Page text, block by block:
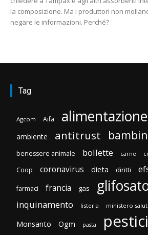
la composizione. Ma i produttori non
negare le informazioni. Perché?
Tag
Agcom Aifa alimentazione
ambiente antitrust
benessere animale bollette carne
Coop coronavirus dieta diritti
farmaci francia gas
inquinamento listeria ministero
Monsanto Ogm pasta